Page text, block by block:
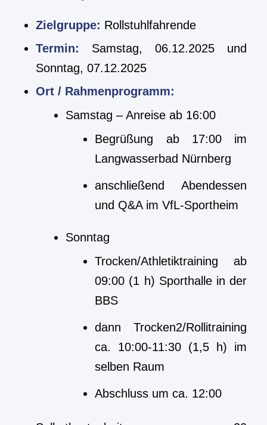
Zielgruppe: Rollstuhlfahrende
Termin: Samstag, 06.12.2025 und
Sonntag, 07.12.2025
Ort / Rahmenprogramm:
Samstag – Anreise ab 16:00
Begrüßung ab 17:00 im
Langwasserbad Nürnberg
anschließend Abendessen
und Q&A im VfL-Sportheim
Sonntag
Trocken/Athletiktraining ab
09:00 (1 h) Sporthalle in der
BBS
dann Trocken2/Rollitraining
ca. 10:00-11:30 (1,5 h) im
selben Raum
Abschluss um ca. 12:00